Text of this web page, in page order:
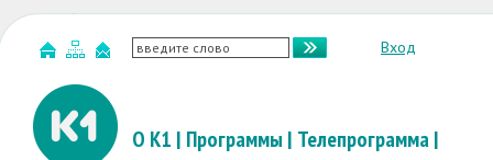
Вход
О К1 | Программы | Телепрограмма|